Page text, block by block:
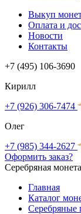
Выкуп
Оплата и
Новости
Контакты
+7 (495) 106-3690
Кирилл
+7 (926) 306-7474
Олег
+7 (985) 344-2627
Оформить заказ?
Серебряная
Главная
Каталог